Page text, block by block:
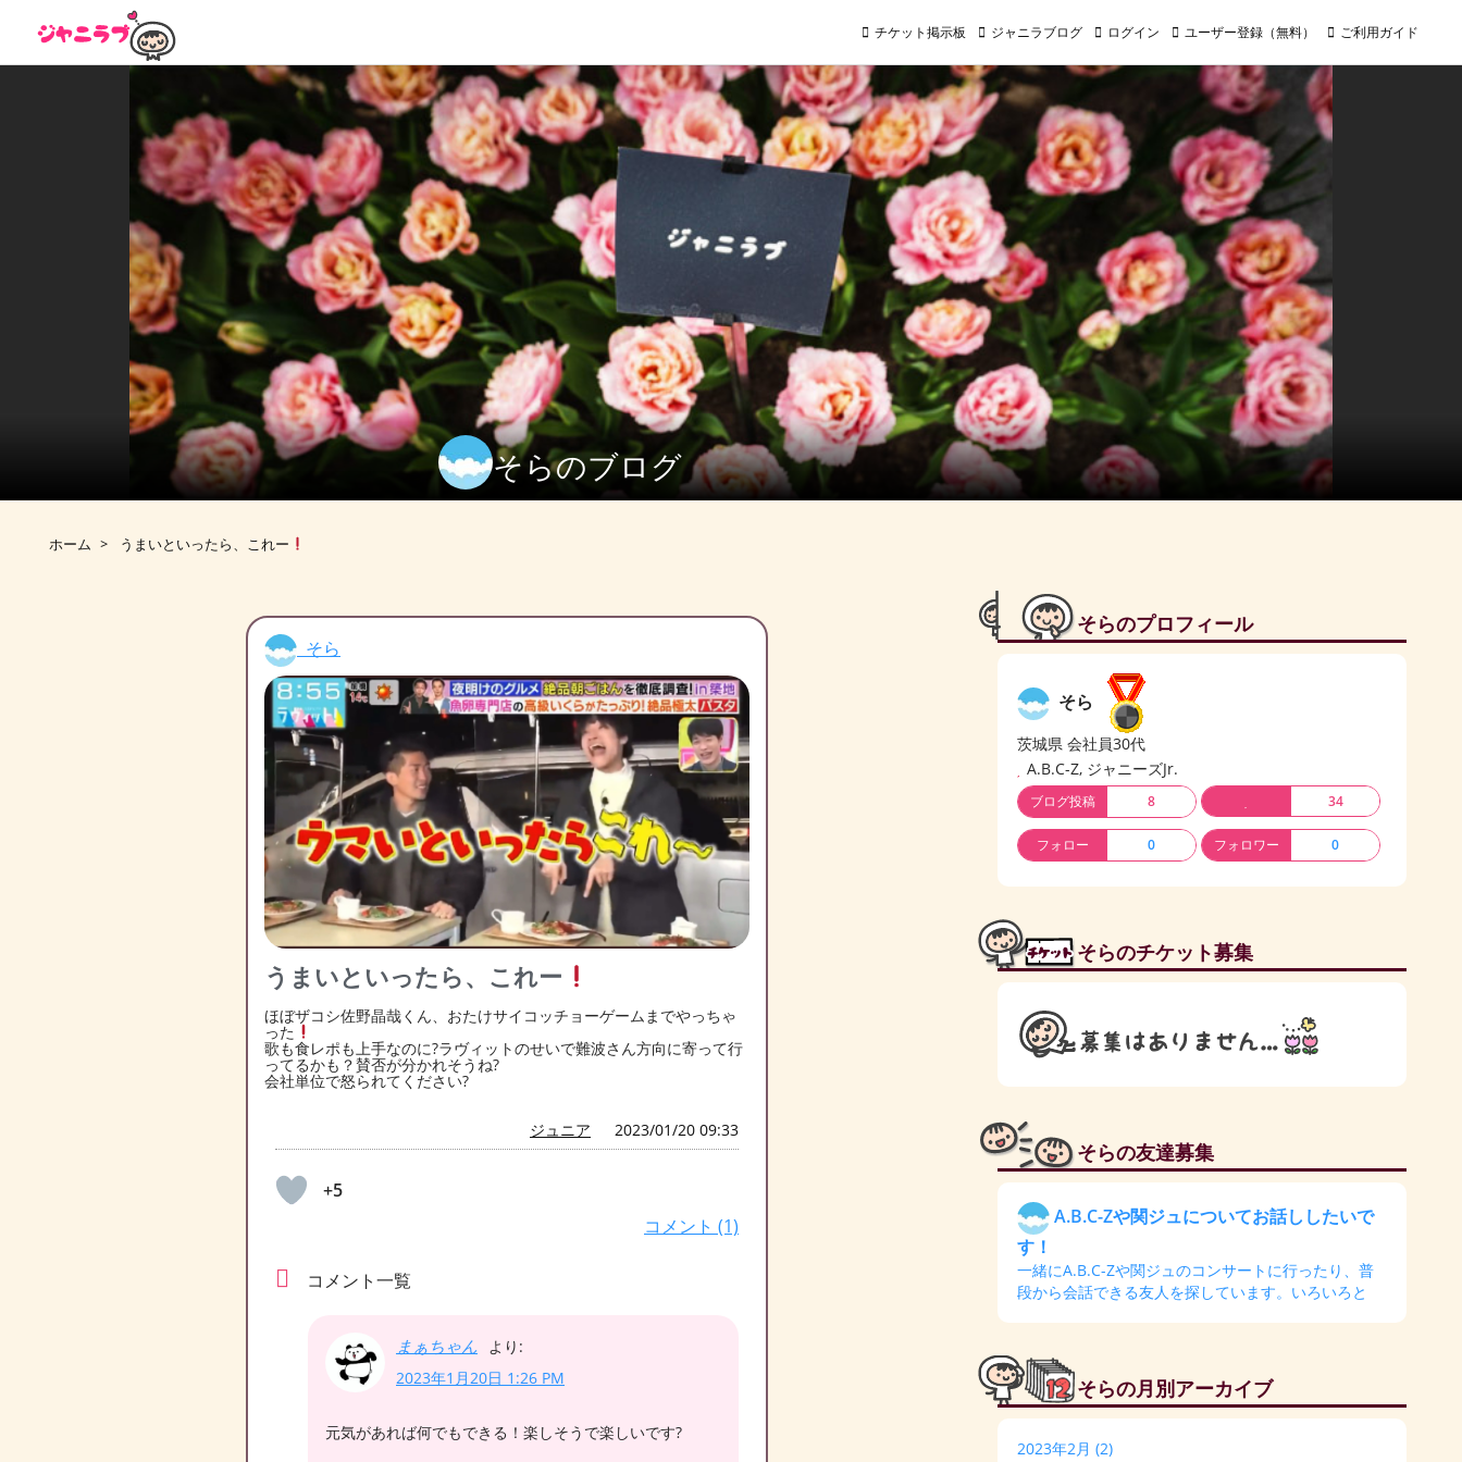
そらのブログ
チケット掲示板 ジャニラブログ ログイン ユーザー登録（無料） ご利用ガイド
ホーム > うまいといったら、これー
そら
うまいといったら、これー
ほぼザコシ佐野晶哉くん、おたけサイコッチョーゲームまでやっちゃ
った
歌も食レポも上手なのに?ラヴィットのせいで難波さん方向に寄って行
ってるかも？賛否が分かれそうね?
会社単位で怒られてください?
ジュニア 2023/01/20 09:33
+5
コメント (1)
コメント一覧
まぁちゃん
より:
2023年1月20日 1:26 PM
元気があれば何でもできる！楽しそうで楽しいです?
そらのプロフィール
そら
茨城県 会社員30代
A.B.C-Z, ジャニーズJr.
ブログ投稿 8 34
フォロー 0 フォロワー 0
そらのチケット募集
そらの友達募集
A.B.C-Zや関ジュについてお話ししたいで
す！
一緒にA.B.C-Zや関ジュのコンサートに行ったり、普
段から会話できる友人を探しています。いろいろと
そらの月別アーカイブ
2023年2月 (2)